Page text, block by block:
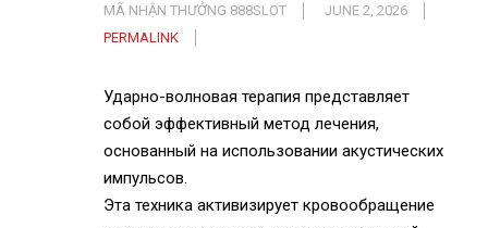
MÃ NHẬN THƯỞNG 888SLOT
JUNE 2, 2026
PERMALINK
Ударно-волновая терапия представляет
собой эффективный метод лечения,
основанный на использовании акустических
импульсов.
Эта техника активизирует кровообращение